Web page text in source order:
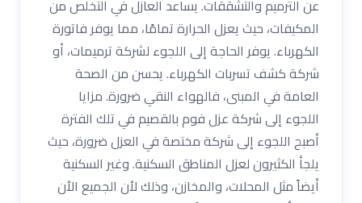
عن الترميم والتشققات. يساعد العازل في التخلص من
المكيفات، حيث يعزل الحرارة تمامًا، مما يوفر فاتورة
الكهرباء. يوفر الحاجة إلى اللجوء لشركة ترميمات، أو
شركة كشف تسربات الكهرباء. يحسن من الصحة
العامة في المبنى، فالهواء النقي ضرورة. مزايا
اللجوء إلى شركة عزل فوم بالقصيم في تلك الفترة
أصبح اللجوء إلى شركة مختصة في العزل ضرورة، حيث
يلجأ الكثيرون لعزل المناطق السكنية. وغير السكنية
أيضاً مثل المحلات، والمخازن، وذلك لأن الجميع الأن